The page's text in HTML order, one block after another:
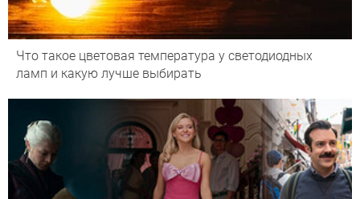
Что такое цветовая температура у светодиодных
ламп и какую лучше выбирать